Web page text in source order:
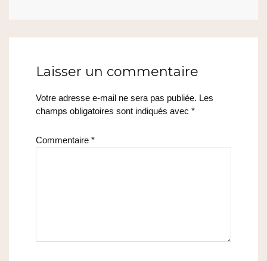
Laisser un commentaire
Votre adresse e-mail ne sera pas publiée. Les
champs obligatoires sont indiqués avec *
Commentaire *